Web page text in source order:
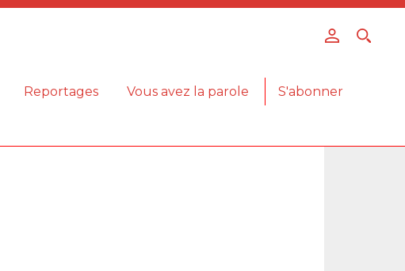
Reportages Vous avez la parole
S'abonner